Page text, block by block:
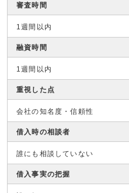
審査時間
1週間以内
融資時間
1週間以内
重視した点
会社の知名度・信頼性
借入時の相談者
誰にも相談していない
借入事実の把握